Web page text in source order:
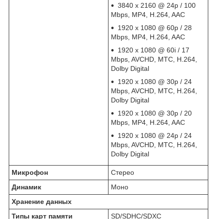
3840 x 2160 @ 24p / 100
Mbps, MP4, H.264, AAC
1920 x 1080 @ 60p / 28
Mbps, MP4, H.264, AAC
1920 x 1080 @ 60i / 17
Mbps, AVCHD, МТС, H.264,
Dolby Digital
1920 x 1080 @ 30p / 24
Mbps, AVCHD, МТС, H.264,
Dolby Digital
1920 x 1080 @ 30p / 20
Mbps, MP4, H.264, AAC
1920 x 1080 @ 24p / 24
Mbps, AVCHD, МТС, H.264,
Dolby Digital
Микрофон
Стерео
Динамик
Моно
Хранение данных
Типы карт памяти
SD/SDHC/SDXC